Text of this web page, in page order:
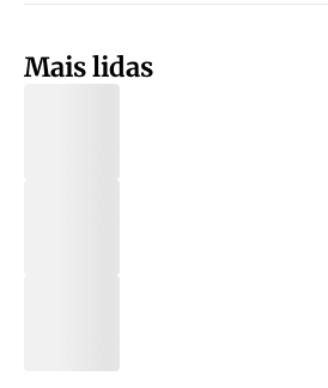
Mais lidas